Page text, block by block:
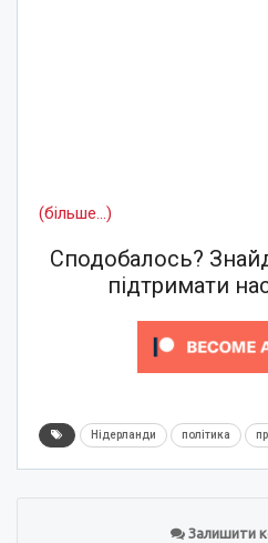
(більше…)
Сподобалось?
підтримати
Нідерланди політика
Залишити